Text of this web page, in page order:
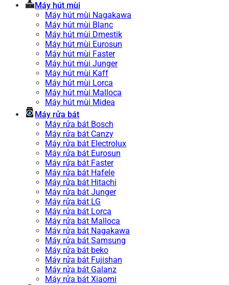
Máy hút mùi
Máy hút mùi Nagakawa
Máy hút mùi Blanc
Máy hút mùi Dmestik
Máy hút mùi Eurosun
Máy hút mùi Faster
Máy hút mùi Junger
Máy hút mùi Kaff
Máy hút mùi Lorca
Máy hút mùi Malloca
Máy hút mùi Midea
Máy rửa bát
Máy rửa bát Bosch
Máy rửa bát Canzy
Máy rửa bát Electrolux
Máy rửa bát Eurosun
Máy rửa bát Faster
Máy rửa bát Hafele
Máy rửa bát Hitachi
Máy rửa bát Junger
Máy rửa bát LG
Máy rửa bát Lorca
Máy rửa bát Malloca
Máy rửa bát Nagakawa
Máy rửa bát Samsung
Máy rửa bát beko
Máy rửa bát Fujishan
Máy rửa bát Galanz
Máy rửa bát Xiaomi